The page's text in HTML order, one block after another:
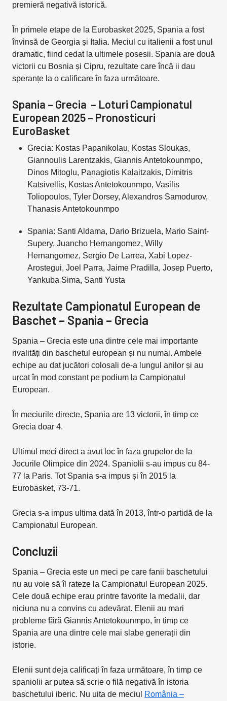
premieră negativă istorică.
În primele etape de la Eurobasket 2025, Spania a fost
învinsă de Georgia și Italia. Meciul cu italienii a fost unul
dramatic, fiind cedat la ultimele posesii. Spania are două
victorii cu Bosnia și Cipru, rezultate care încă ii dau
speranțe la o calificare în faza următoare.
Spania – Grecia – Loturi Campionatul
European 2025 – Pronosticuri
EuroBasket
Grecia: Kostas Papanikolau, Kostas Sloukas,
Giannoulis Larentzakis, Giannis Antetokounmpo,
Dinos Mitoglu, Panagiotis Kalaitzakis, Dimitris
Katsivellis, Kostas Antetokounmpo, Vasilis
Toliopoulos, Tyler Dorsey, Alexandros Samodurov,
Thanasis Antetokounmpo
Spania: Santi Aldama, Dario Brizuela, Mario Saint-
Supery, Juancho Hernangomez, Willy
Hernangomez, Sergio De Larrea, Xabi Lopez-
Arostegui, Joel Parra, Jaime Pradilla, Josep Puerto,
Yankuba Sima, Santi Yusta
Rezultate Campionatul European de
Baschet – Spania – Grecia
Spania – Grecia este una dintre cele mai importante
rivalități din baschetul european și nu numai. Ambele
echipe au dat jucători colosali de-a lungul anilor și au
urcat în mod constant pe podium la Campionatul
European.
În meciurile directe, Spania are 13 victorii, în timp ce
Grecia doar 4.
Ultimul meci direct a avut loc în faza grupelor de la
Jocurile Olimpice din 2024. Spaniolii s-au impus cu 84-
77 la Paris. Tot Spania s-a impus și în 2015 la
Eurobasket, 73-71.
Grecia s-a impus ultima dată în 2013, într-o partidă de la
Campionatul European.
Concluzii
Spania – Grecia este un meci pe care fanii baschetului
nu au voie să îl rateze la Campionatul European 2025.
Cele două echipe erau printre favorite la medalii, dar
niciuna nu a convins cu adevărat. Elenii au mari
probleme fără Giannis Antetokounmpo, în timp ce
Spania are una dintre cele mai slabe generații din
istorie.
Elenii sunt deja calificați în faza următoare, în timp ce
spaniolii ar putea să scrie o filă negativă în istoria
baschetului iberic. Nu uita de meciul
România –